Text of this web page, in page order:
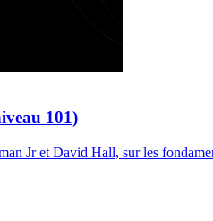
101)
Jr et David Hall, sur les